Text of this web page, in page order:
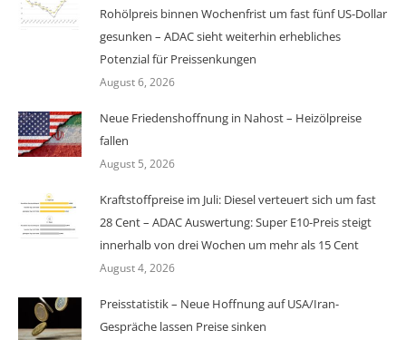
Rohölpreis binnen Wochenfrist um fast fünf US-Dollar
gesunken – ADAC sieht weiterhin erhebliches
Potenzial für Preissenkungen
August 6, 2026
Neue Friedenshoffnung in Nahost – Heizölpreise
fallen
August 5, 2026
Kraftstoffpreise im Juli: Diesel verteuert sich um fast
28 Cent – ADAC Auswertung: Super E10-Preis steigt
innerhalb von drei Wochen um mehr als 15 Cent
August 4, 2026
Preisstatistik – Neue Hoffnung auf USA/Iran-
Gespräche lassen Preise sinken